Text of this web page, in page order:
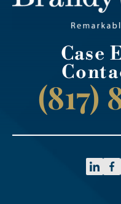
Case
(817)